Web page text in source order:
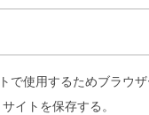
で使用するためブラウザ
イトを保存する。